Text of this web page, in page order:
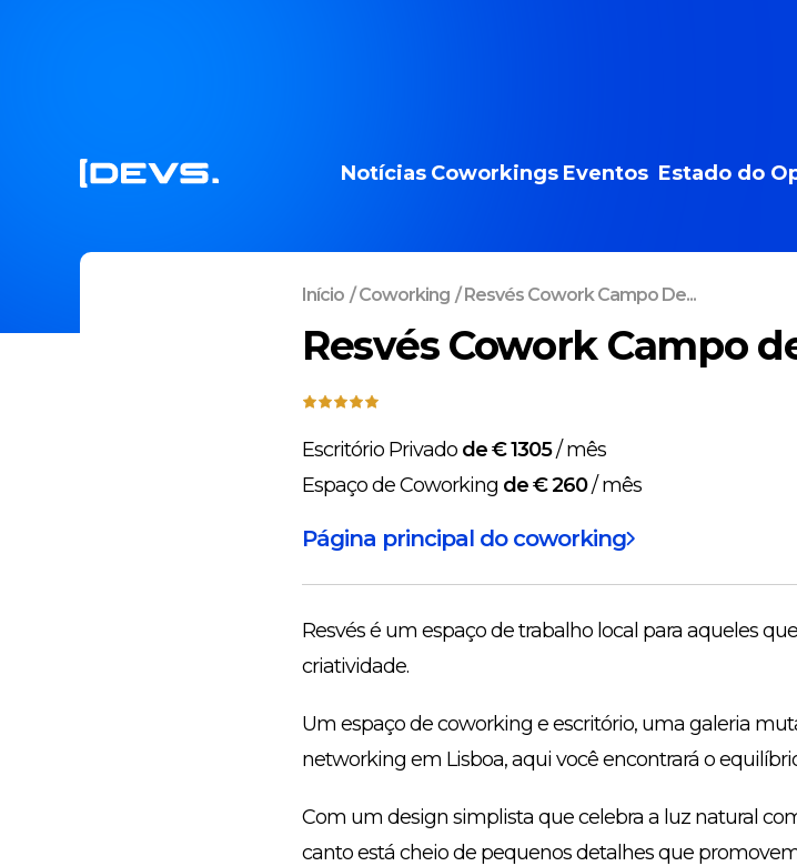
Notícias Coworkings Eventos Estado do
Início /Coworking / Resvés Cowork Campo De...
Resvés Cowork Campo
Escritório Privado de € 1305/mês
Espaço de Coworking de € 260/mês
Página principal do coworking
Resvés é um espaço de trabalho local para aqueles
criatividade.
Um espaço de coworking e escritório, uma galeria
networking em Lisboa, aqui você encontrará o
Com um design simplista que celebra a luz natural
canto está cheio de pequenos detalhes que